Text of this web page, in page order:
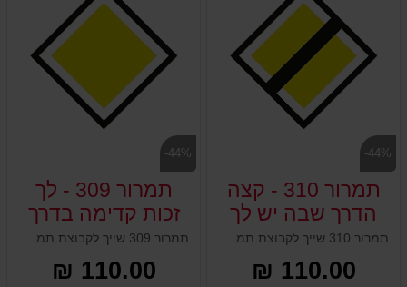
-44%
תמרור 310 - קצה
הדרך שבה יש לך
זכות קדימה
תמרור 310 שייך לקבוצת תמרורי זכות קדימה ופירושו: קצה הדרך שבה יש לך זכות קדימה. תמרור זה עשוי מאלומיניום, עובי 2 מ"מ וכולל מחזיר אור. מגיע במידה 50x50 ס"מ. ניתן להשיג אצלנו גם כתמרור 310 לד סולארי.
110.00 ₪
-44%
תמרור 309 - לך
זכות קדימה בדרך
תמרור 309 שייך לקבוצת תמרורי זכות קדימה ופירושו: לך זכות קדימה בדרך. תמרור זה עשוי מאלומיניום, עובי 2 מ"מ וכולל מחזיר אור. מגיע במידה 50x50 ס"מ. ניתן להשיג אצלנו גם כתמרור 309 לד סולארי.
110.00 ₪